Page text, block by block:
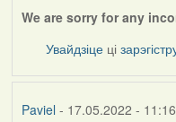
We are sorry for any
Увайдзіце ці
Paviel - 17.05.2022 - 11:16